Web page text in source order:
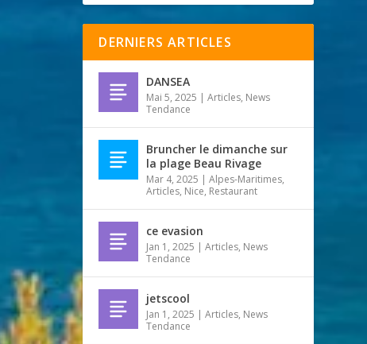
DERNIERS ARTICLES
DANSEA
Mai 5, 2025 |Articles, News
Tendance
Bruncher le dimanche sur
la plage Beau Rivage
Mar 4, 2025 |Alpes-Maritimes,
Articles, Nice, Restaurant
ce evasion
Jan 1, 2025 |Articles, News
Tendance
jetscool
Jan 1, 2025 |Articles, News
Tendance